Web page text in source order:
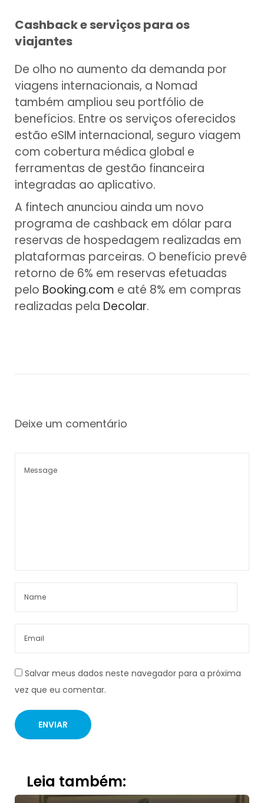
Cashback e serviços para os
viajantes
De olho no aumento da demanda por
viagens internacionais, a Nomad
também ampliou seu portfólio de
benefícios. Entre os serviços oferecidos
estão eSIM internacional, seguro viagem
com cobertura médica global e
ferramentas de gestão financeira
integradas ao aplicativo.
A fintech anunciou ainda um novo
programa de cashback em dólar para
reservas de hospedagem realizadas em
plataformas parceiras. O benefício prevê
retorno de 6% em reservas efetuadas
pelo Booking.com e até 8% em compras
realizadas pela Decolar.
Deixe um comentário
Salvar meus dados neste navegador para a próxima
vez que eu comentar.
Leia também: